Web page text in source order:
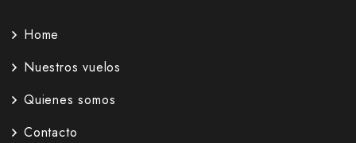
Home
Nuestros vuelos
Quienes somos
Contacto